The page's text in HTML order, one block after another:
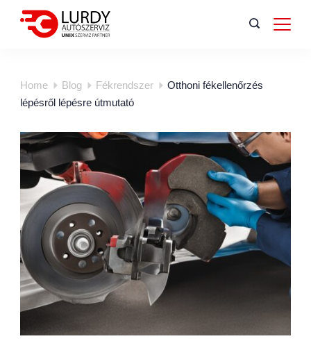
Home Blog Fékrendszer
Otthoni fékellenőrzés
lépésről lépésre útmutató